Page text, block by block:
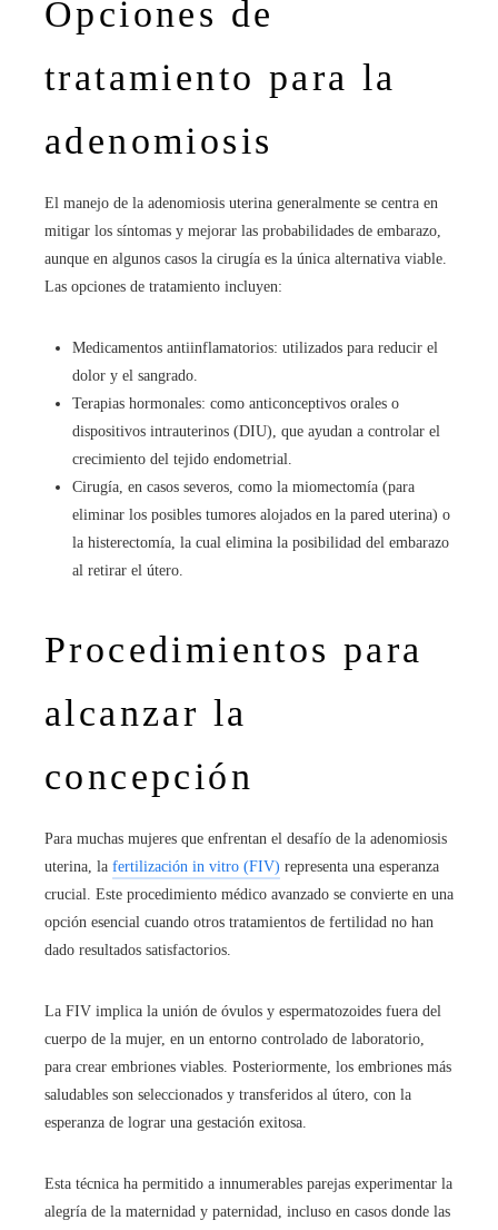
Opciones de
tratamiento para la
adenomiosis
El manejo de la adenomiosis uterina generalmente se centra en
mitigar los síntomas y mejorar las probabilidades de embarazo,
aunque en algunos casos la cirugía es la única alternativa viable.
Las opciones de tratamiento incluyen:
Medicamentos antiinflamatorios: utilizados para reducir el
dolor y el sangrado.
Terapias hormonales: como anticonceptivos orales o
dispositivos intrauterinos (DIU), que ayudan a controlar el
crecimiento del tejido endometrial.
Cirugía, en casos severos, como la miomectomía (para
eliminar los posibles tumores alojados en la pared uterina) o
la histerectomía, la cual elimina la posibilidad del embarazo
al retirar el útero.
Procedimientos para
alcanzar la
concepción
Para muchas mujeres que enfrentan el desafío de la adenomiosis
uterina, la fertilización in vitro (FIV) representa una esperanza
crucial. Este procedimiento médico avanzado se convierte en una
opción esencial cuando otros tratamientos de fertilidad no han
dado resultados satisfactorios.
La FIV implica la unión de óvulos y espermatozoides fuera del
cuerpo de la mujer, en un entorno controlado de laboratorio,
para crear embriones viables. Posteriormente, los embriones más
saludables son seleccionados y transferidos al útero, con la
esperanza de lograr una gestación exitosa.
Esta técnica ha permitido a innumerables parejas experimentar la
alegría de la maternidad y paternidad, incluso en casos donde las